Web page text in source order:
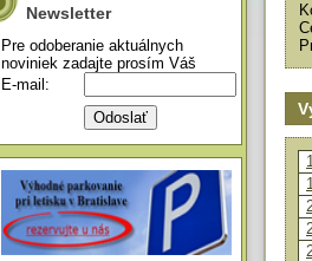
Newsletter
Pre odoberanie aktuálnych
noviniek zadajte prosím Váš
E-mail: